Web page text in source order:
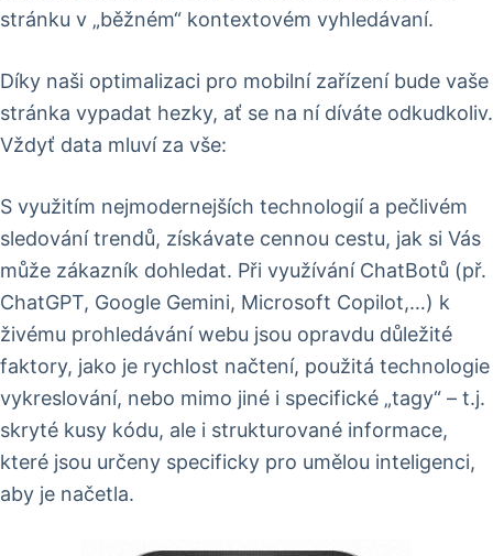
stránku v „běžném“ kontextovém vyhledávaní.
Díky naši optimalizaci pro mobilní zařízení bude vaše
stránka vypadat hezky, ať se na ní díváte odkudkoliv.
Vždyť data mluví za vše:
S využitím nejmodernejších technologií a pečlivém
sledování trendů, získávate cennou cestu, jak si Vás
může zákazník dohledat. Při využívání ChatBotů (př.
ChatGPT, Google Gemini, Microsoft Copilot,…) k
živému prohledávání webu jsou opravdu důležité
faktory, jako je rychlost načtení, použitá technologie
vykreslování, nebo mimo jiné i specifické „tagy“ – t.j.
skryté kusy kódu, ale i strukturované informace,
které jsou určeny specificky pro umělou inteligenci,
aby je načetla.